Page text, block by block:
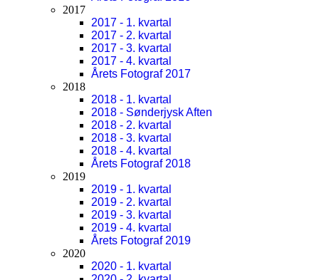
2017
2017 - 1. kvartal
2017 - 2. kvartal
2017 - 3. kvartal
2017 - 4. kvartal
Årets Fotograf 2017
2018
2018 - 1. kvartal
2018 - Sønderjysk Aften
2018 - 2. kvartal
2018 - 3. kvartal
2018 - 4. kvartal
Årets Fotograf 2018
2019
2019 - 1. kvartal
2019 - 2. kvartal
2019 - 3. kvartal
2019 - 4. kvartal
Årets Fotograf 2019
2020
2020 - 1. kvartal